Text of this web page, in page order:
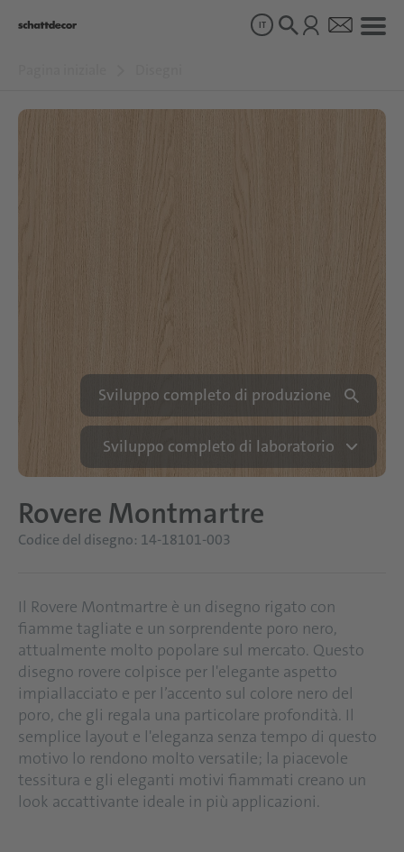
IT
Sviluppo completo di produzione
Sviluppo completo di laboratorio
Rovere Montmartre
Codice del disegno: 14-18101-003
Il Rovere Montmartre è un disegno rigato con
fiamme tagliate e un sorprendente poro nero,
attualmente molto popolare sul mercato. Questo
disegno rovere colpisce per l'elegante aspetto
impiallacciato e per l’accento sul colore nero del
poro, che gli regala una particolare profondità. Il
semplice layout e l'eleganza senza tempo di questo
motivo lo rendono molto versatile; la piacevole
tessitura e gli eleganti motivi fiammati creano un
look accattivante ideale in più applicazioni.